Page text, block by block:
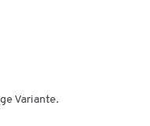
Variante.